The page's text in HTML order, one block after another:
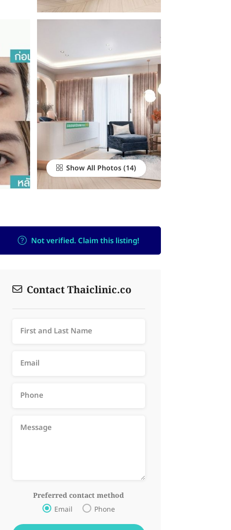
Show All Photos
Not verified. Claim this listing!
Contact Thaiclinic.co
Preferred contact method
Email Phone